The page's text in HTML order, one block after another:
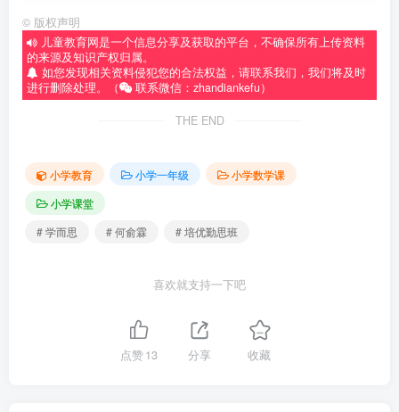
© 版权声明
儿童教育网是一个信息分享及获取的平台，不确保所有上传资料
的来源及知识产权归属。
如您发现相关资料侵犯您的合法权益，请联系我们，我们将及时
进行删除处理。（
联系微信：zhandiankefu）
THE END
小学教育 小学一年级
小学数学课
小学课堂
# 学而思
# 何俞霖 # 培优勤思班
喜欢就支持一下吧
点赞13 分享 收藏